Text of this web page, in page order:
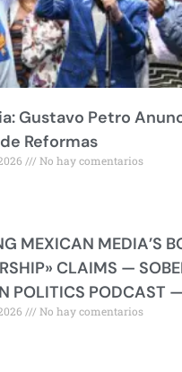
Gustavo Petro
Reformas
No hay comentarios
MEXICAN MEDIA’S
CLAIMS —
POLITICS PODCAST —
No hay comentarios